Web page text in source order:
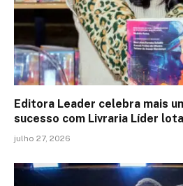
Editora Leader celebra mais
sucesso com Livraria Líder
julho 27, 2026